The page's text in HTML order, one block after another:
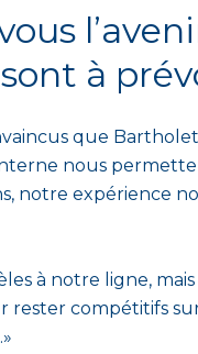
à
que
nous
notre expérience
à notre ligne,
rester compétitifs